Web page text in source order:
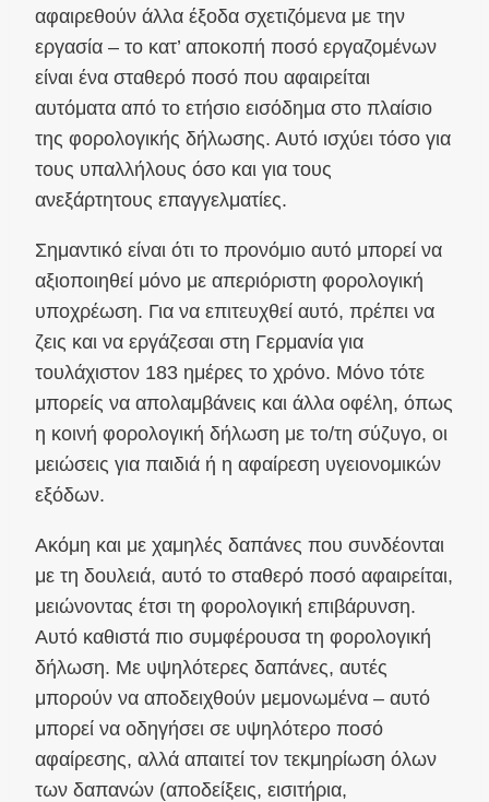
αφαιρεθούν άλλα έξοδα σχετιζόμενα με την
εργασία – το κατ’ αποκοπή ποσό εργαζομένων
είναι ένα σταθερό ποσό που αφαιρείται
αυτόματα από το ετήσιο εισόδημα στο πλαίσιο
της φορολογικής δήλωσης. Αυτό ισχύει τόσο για
τους υπαλλήλους όσο και για τους
ανεξάρτητους επαγγελματίες.
Σημαντικό είναι ότι το προνόμιο αυτό μπορεί να
αξιοποιηθεί μόνο με απεριόριστη φορολογική
υποχρέωση. Για να επιτευχθεί αυτό, πρέπει να
ζεις και να εργάζεσαι στη Γερμανία για
τουλάχιστον 183 ημέρες το χρόνο. Μόνο τότε
μπορείς να απολαμβάνεις και άλλα οφέλη, όπως
η κοινή φορολογική δήλωση με το/τη σύζυγο, οι
μειώσεις για παιδιά ή η αφαίρεση υγειονομικών
εξόδων.
Ακόμη και με χαμηλές δαπάνες που συνδέονται
με τη δουλειά, αυτό το σταθερό ποσό αφαιρείται,
μειώνοντας έτσι τη φορολογική επιβάρυνση.
Αυτό καθιστά πιο συμφέρουσα τη φορολογική
δήλωση. Με υψηλότερες δαπάνες, αυτές
μπορούν να αποδειχθούν μεμονωμένα – αυτό
μπορεί να οδηγήσει σε υψηλότερο ποσό
αφαίρεσης, αλλά απαιτεί τον τεκμηρίωση όλων
των δαπανών (αποδείξεις, εισιτήρια,